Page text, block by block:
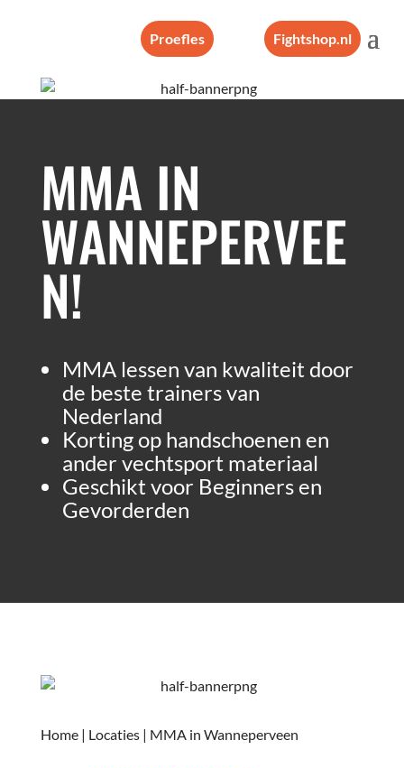
Proefles Fightshop.nl
MMA IN
WANNEPERVEE
N!
MMA lessen van kwaliteit door
de beste trainers van
Nederland
Korting op handschoenen en
ander vechtsport materiaal
Geschikt voor Beginners en
Gevorderden
Home| Locaties| MMA in Wanneperveen